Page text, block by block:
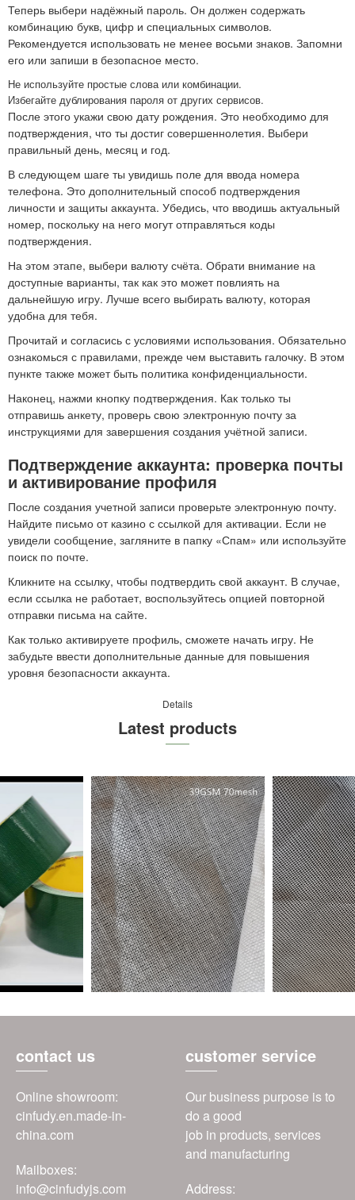
Теперь выбери надёжный пароль. Он должен содержать
комбинацию букв, цифр и специальных символов.
Рекомендуется использовать не менее восьми знаков. Запомни
его или запиши в безопасное место.
Не используйте простые слова или комбинации.
Избегайте дублирования пароля от других сервисов.
После этого укажи свою дату рождения. Это необходимо для
подтверждения, что ты достиг совершеннолетия. Выбери
правильный день, месяц и год.
В следующем шаге ты увидишь поле для ввода номера
телефона. Это дополнительный способ подтверждения
личности и защиты аккаунта. Убедись, что вводишь актуальный
номер, поскольку на него могут отправляться коды
подтверждения.
На этом этапе, выбери валюту счёта. Обрати внимание на
доступные варианты, так как это может повлиять на
дальнейшую игру. Лучше всего выбирать валюту, которая
удобна для тебя.
Прочитай и согласись с условиями использования. Обязательно
ознакомься с правилами, прежде чем выставить галочку. В этом
пункте также может быть политика конфиденциальности.
Наконец, нажми кнопку подтверждения. Как только ты
отправишь анкету, проверь свою электронную почту за
инструкциями для завершения создания учётной записи.
Подтверждение аккаунта: проверка почты
и активирование профиля
После создания учетной записи проверьте электронную почту.
Найдите письмо от казино с ссылкой для активации. Если не
увидели сообщение, загляните в папку «Спам» или используйте
поиск по почте.
Кликните на ссылку, чтобы подтвердить свой аккаунт. В случае,
если ссылка не работает, воспользуйтесь опцией повторной
отправки письма на сайте.
Как только активируете профиль, сможете начать игру. Не
забудьте ввести дополнительные данные для повышения
уровня безопасности аккаунта.
Details
Latest products
contact us
Online showroom:
cinfudy.en.made-in-
china.com
Mailboxes:
info@cinfudyjs.com
customer service
Our business purpose is to
do a good
job in products, services
and manufacturing
Address: